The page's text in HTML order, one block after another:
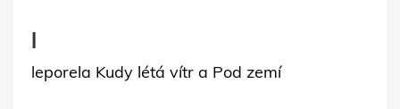
l
leporela Kudy létá vítr a Pod zemí